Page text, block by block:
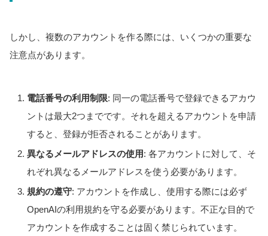
しかし、複数のアカウントを作る際には、いくつかの重要な
注意点があります。
電話番号の利用制限: 同一の電話番号で登録できるアカウ
ントは最大2つまでです。それを超えるアカウントを申請
すると、登録が拒否されることがあります。
異なるメールアドレスの使用: 各アカウントに対して、そ
れぞれ異なるメールアドレスを使う必要があります。
規約の遵守: アカウントを作成し、使用する際には必ず
OpenAIの利用規約を守る必要があります。不正な目的で
アカウントを作成することは固く禁じられています。